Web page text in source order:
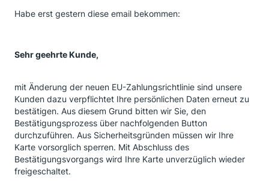
Habe erst gestern diese email bekommen:
Sehr geehrte Kunde,
mit Änderung der neuen EU-Zahlungsrichtlinie sind unsere
Kunden dazu verpflichtet Ihre persönlichen Daten erneut zu
bestätigen. Aus diesem Grund bitten wir Sie, den
Bestätigungsprozess über nachfolgenden Button
durchzuführen. Aus Sicherheitsgründen müssen wir Ihre
Karte vorsorglich sperren. Mit Abschluss des
Bestätigungsvorgangs wird Ihre Karte unverzüglich wieder
freigeschaltet.